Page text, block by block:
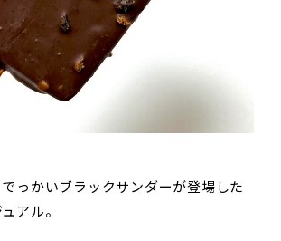
っかいブラックサンダーが登場した
アル。